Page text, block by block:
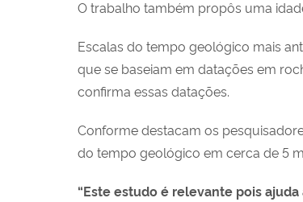
O trabalho também propôs uma
Escalas do tempo geológico mais
que se baseiam em datações em
confirma essas datações.
Conforme destacam os
do tempo geológico em cerca de 5
“Este estudo é relevante pois